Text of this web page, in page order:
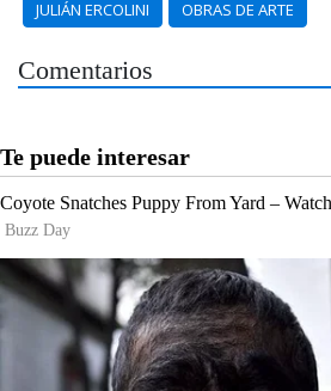
JULIÁN ERCOLINI
OBRAS DE ARTE
Comentarios